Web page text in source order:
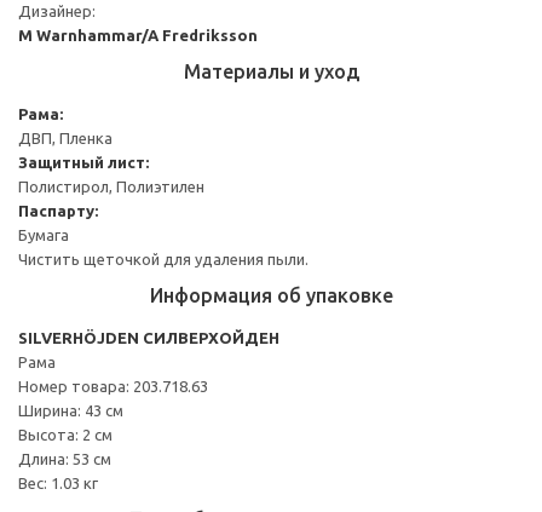
Дизайнер:
M Warnhammar/A Fredriksson
Материалы и уход
Рама:
ДВП, Пленка
Защитный лист:
Полистирол, Полиэтилен
Паспарту:
Бумага
Чистить щеточкой для удаления пыли.
Информация об упаковке
SILVERHÖJDEN СИЛВЕРХОЙДЕН
Рама
Номер товара: 203.718.63
Ширина: 43 см
Высота: 2 см
Длина: 53 см
Вес: 1.03 кг